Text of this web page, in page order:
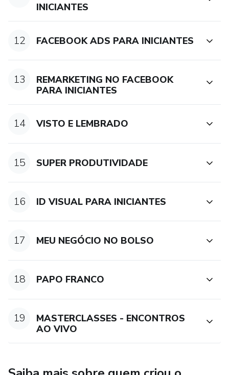
INICIANTES
12 FACEBOOK ADS PARA INICIANTES
13
REMARKETING NO FACEBOOK
PARA INICIANTES
14 VISTO E LEMBRADO
15 SUPER PRODUTIVIDADE
16 ID VISUAL PARA INICIANTES
17 MEU NEGÓCIO NO BOLSO
18 PAPO FRANCO
19
MASTERCLASSES - ENCONTROS
AO VIVO